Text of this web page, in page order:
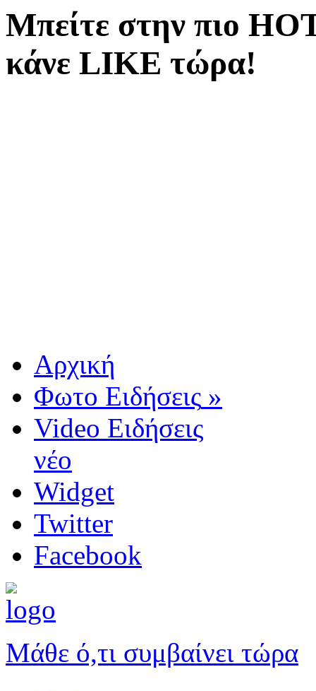
Μπείτε στην πιο
κάνε LIKE τώρα!
Αρχική
Φωτο Ειδήσεις »
Video Ειδήσεις
νέο
Widget
Twitter
Facebook
Μάθε ό,τι συμβαίνει τώρα